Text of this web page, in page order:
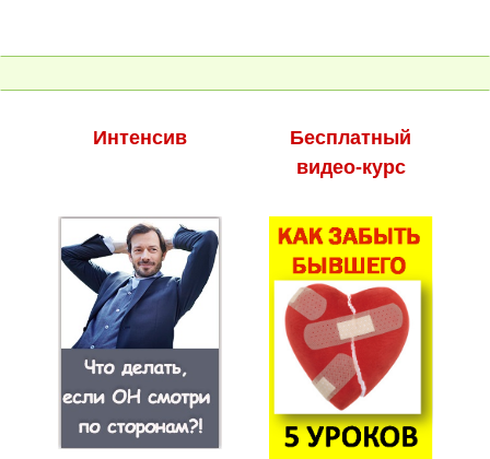
Интенсив
Бесплатный
видео-курс